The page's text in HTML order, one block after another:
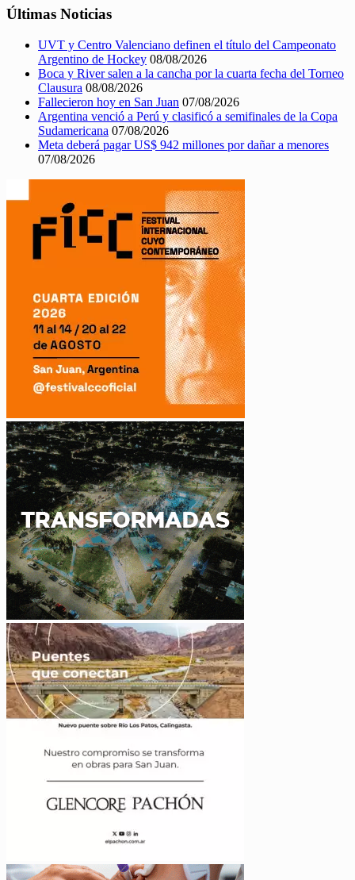
Últimas Noticias
UVT y Centro Valenciano definen el título del Campeonato
Argentino de Hockey 08/08/2026
Boca y River salen a la cancha por la cuarta fecha del Torneo
Clausura 08/08/2026
Fallecieron hoy en San Juan 07/08/2026
Argentina venció a Perú y clasificó a semifinales de la Copa
Sudamericana 07/08/2026
Meta deberá pagar US$ 942 millones por dañar a menores
07/08/2026